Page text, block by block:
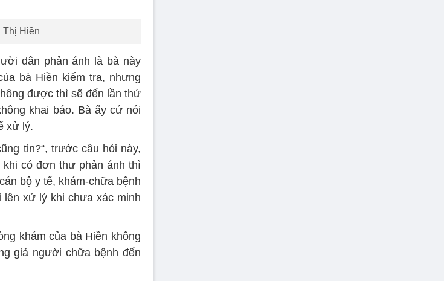
Thị Hiền
dân phản ánh là bà này
bà Hiền kiểm tra, nhưng
được thì sẽ đến lần thứ
khai báo. Bà ấy cứ nói
xử lý.
tin?“, trước câu hỏi này,
khi có đơn thư phản ánh thì
bộ y tế, khám-chữa bệnh
lên xử lý khi chưa xác minh
khám của bà Hiền không
giả người chữa bệnh đến